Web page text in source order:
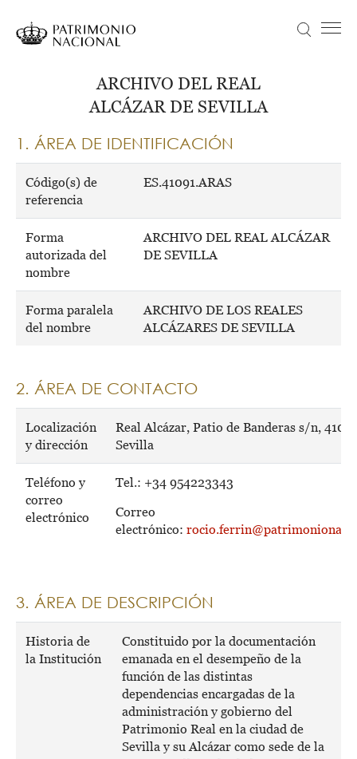
main
COLLECTION
EDUCATION
TRANSPARENCIA
TICKETS
Search
ARCHIVO DEL REAL
ALCÁZAR DE SEVILLA
1. ÁREA DE IDENTIFICACIÓN
Código(s) de
referencia
ES.41091.ARAS
Forma
autorizada del
nombre
ARCHIVO DEL REAL ALCÁZAR
DE SEVILLA
Forma paralela
del nombre
ARCHIVO DE LOS REALES
ALCÁZARES DE SEVILLA
2. ÁREA DE CONTACTO
Localización
y dirección
Real Alcázar, Patio de Banderas s/n,
Sevilla
Teléfono y
correo
electrónico
Tel.: +34 954223343
Correo
electrónico:
3. ÁREA DE DESCRIPCIÓN
Historia de
la Institución
Constituido por la documentación
emanada en el desempeño de la
función de las distintas
dependencias encargadas de la
administración y gobierno del
Patrimonio Real en la ciudad de
Sevilla y su Alcázar como sede de la